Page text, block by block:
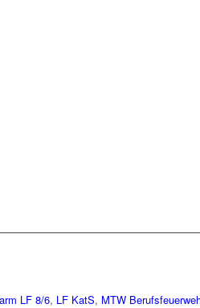
LF 8/6, LF KatS, MTW